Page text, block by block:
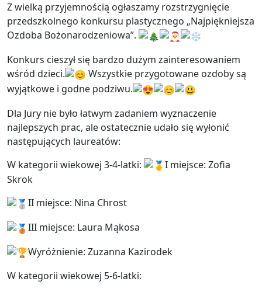
Z wielką przyjemnością ogłaszamy rozstrzygnięcie
przedszkolnego konkursu plastycznego „Najpiękniejsza
Ozdoba Bożonarodzeniowa”.
Konkurs cieszył się bardzo dużym zainteresowaniem
wśród dzieci.
Wszystkie przygotowane ozdoby są
wyjątkowe i godne podziwu.
Dla Jury nie było łatwym zadaniem wyznaczenie
najlepszych prac, ale ostatecznie udało się wyłonić
następujących laureatów:
W kategorii wiekowej 3-4-latki:
I miejsce: Zofia
Skrok
II miejsce: Nina Chrost
III miejsce: Laura Mąkosa
Wyróżnienie: Zuzanna Kazirodek
W kategorii wiekowej 5-6-latki: